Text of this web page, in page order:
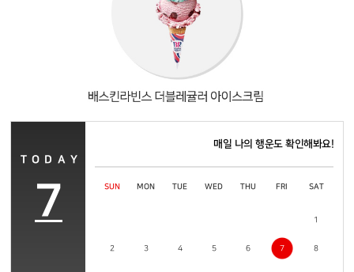
TODAY
7
매일 나의 행운도 확인해봐요!
SUN MON TUE WED THU FRI SAT
1
2 3 4 5 6 7 8